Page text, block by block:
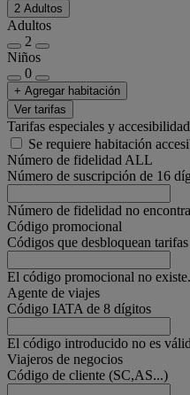
2 Adultos
Adultos
2
Niños
0
+ Agregar habitación
Ver tarifas
Tarifas especiales y accesibilidad
Se requiere habitación
Número de fidelidad ALL
Número de suscripción de 16
Número de fidelidad no
Código promocional
Códigos que desbloquean tarifas
El código promocional no existe.
Agente de viajes
Código IATA de 8 dígitos
El código introducido no es
Viajeros de negocios
Código de cliente (SC,AS...)